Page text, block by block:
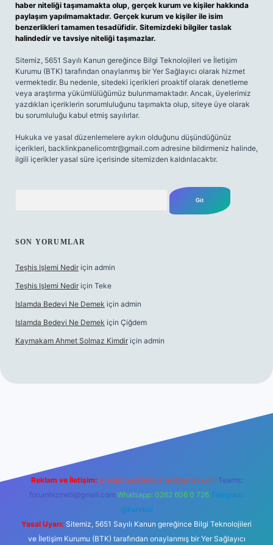
haber niteliği taşımamakta olup, gerçek kurum ve kişiler hakkında
paylaşım yapılmamaktadır. Gerçek kurum ve kişiler ile isim
benzerlikleri tamamen tesadüfidir. Sitemizdeki bilgiler taslak
halindedir ve tavsiye niteliği taşımazlar.
Sitemiz, 5651 Sayılı Kanun gereğince Bilgi Teknolojileri ve İletişim
Kurumu (BTK) tarafından onaylanmış bir Yer Sağlayıcı olarak hizmet
vermektedir. Bu nedenle, sitedeki içerikleri proaktif olarak denetleme
veya araştırma yükümlülüğümüz bulunmamaktadır. Ancak, üyelerimiz
yazdıkları içeriklerin sorumluluğunu taşımakta olup, siteye üye olarak
bu sorumluluğu kabul etmiş sayılırlar.
Hukuka ve yasal düzenlemelere aykırı olduğunu düşündüğünüz
içerikleri, backlinkpanelicomtr@gmail.com adresine bildirmeniz halinde,
ilgili içerikler yasal süre içerisinde sitemizden kaldırılacaktır.
SON YORUMLAR
Teşhis Işlemi Nedir için admin
Teşhis Işlemi Nedir için Teke
Islamda Bedevi Ne Demek için admin
Islamda Bedevi Ne Demek için Çiğdem
Kaymakam Ahmet Solmaz Kimdir için admin
Reklam ve İletişim: E-mail: backlinkpaneli@gmail.com Teams:
forumhizmeti@gmail.com Whatsapp: 0262 606 0 726 Telegram:
@karabul
Yasal Uyarı: Sitemiz, 5651 Sayılı Kanun gereğince Bilgi Teknolojileri
ve İletişim Kurumu (BTK) tarafından onaylanmış bir Yer Sağlayıcı